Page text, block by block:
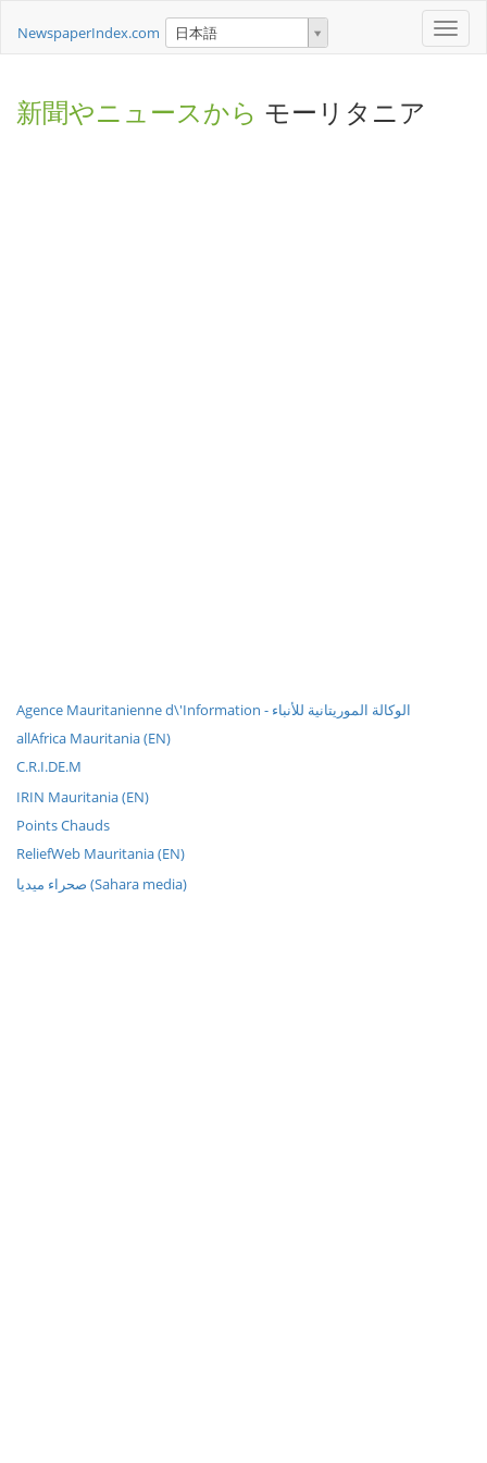
Toggle
NewspaperIndex.com 日本語
新聞やニュースから モーリタニア
Agence Mauritanienne d\'Information - الوكالة الموريتانية للأنباء
allAfrica Mauritania (EN)
C.R.I.DE.M
IRIN Mauritania (EN)
Points Chauds
ReliefWeb Mauritania (EN)
صحراء ميديا (Sahara media)